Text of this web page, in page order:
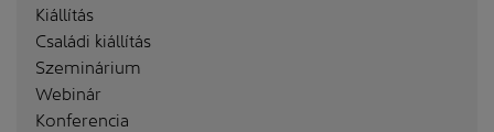
Kiállítás
Családi kiállítás
Szeminárium
Webinár
Konferencia